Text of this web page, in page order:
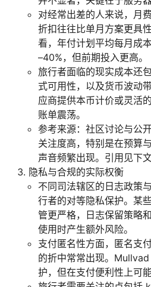
对经常出差的人来说，月
折扣往往比单月方案更具
看，年付计划平均每月成
–40%，但前期投入更高。
旅行者面临的现实成本还
式可用性，以及货币波动
应商提供本币计价或灵活
账单震荡。
参考来源：社区讨论与公
关注度高，特别是在预算
声音频繁出现。引用见下文
隐私与合规的实际权衡
不同司法辖区的日志政策
行者的对等隐私保护。某
管更严格，日志保留策略
使用时产生额外风险。
支付匿名性方面，匿名支
的折中常常出现。
护，但在支付便利性上可